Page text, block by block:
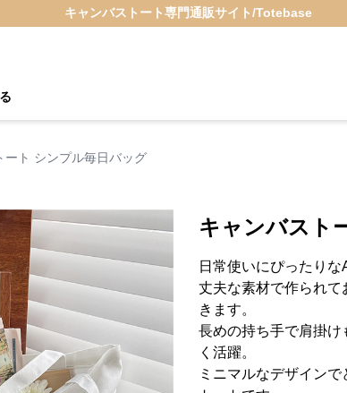
キャンバストート専門通販サイト/Totebase
ート シンプル毎日バッグ
キャンバスト
日常使いにぴったりな
丈夫な素材で作られ
きます。
長めの持ち手で肩掛
く活躍。
ミニマルなデザイン